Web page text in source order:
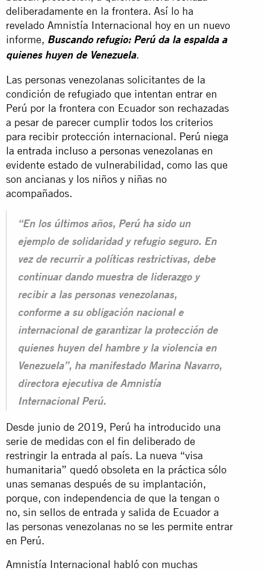
deliberadamente en la frontera. Así lo ha
revelado Amnistía Internacional hoy en un nuevo
informe, Buscando refugio:Perú da la espalda a
quienes huyen de Venezuela.
Las personas venezolanas solicitantes de la
condición de refugiado que intentan entrar en
Perú por la frontera con Ecuador son rechazadas
a pesar de parecer cumplir todos los criterios
para recibir protección internacional. Perú niega
la entrada incluso a personas venezolanas en
evidente estado de vulnerabilidad, como las que
son ancianas y los niños y niñas no
acompañados.
“En los últimos años, Perú ha sido un
ejemplo de solidaridad y refugio seguro. En
vez de recurrir a políticas restrictivas, debe
continuar dando muestra de liderazgo y
recibir a las personas venezolanas,
conforme a su obligación nacional e
internacional de garantizar la protección de
quienes huyen del hambre y la violencia en
Venezuela”, ha manifestado Marina Navarro,
directora ejecutiva de Amnistía
Internacional Perú.
Desde junio de 2019, Perú ha introducido una
serie de medidas con el fin deliberado de
restringir la entrada al país. La nueva “visa
humanitaria” quedó obsoleta en la práctica sólo
unas semanas después de su implantación,
porque, con independencia de que la tengan o
no, sin sellos de entrada y salida de Ecuador a
las personas venezolanas no se les permite entrar
en Perú.
Amnistía Internacional habló con muchas